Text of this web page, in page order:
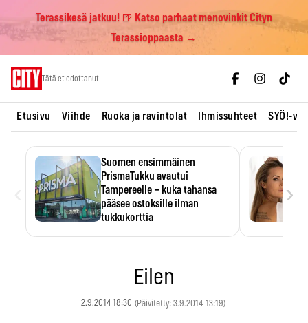
Terassikesä jatkuu! 🍺 Katso parhaat menovinkit Cityn
Terassioppaasta →
Tätä et odottanut
Etusivu Viihde Ruoka ja ravintolat Ihmissuhteet SYÖ!-
Suomen ensimmäinen
PrismaTukku avautui
Tampereelle – kuka tahansa
pääsee ostoksille ilman
tukkukorttia
›
Eilen
2.9.2014 18:30 (Päivitetty: 3.9.2014 13:19)